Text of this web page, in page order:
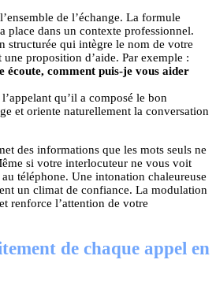
de l’échange. La formule
place dans un contexte professionnel.
structurée qui intègre le nom de votre
proposition d’aide. Par exemple :
écoute, comment puis-je vous aider
qu’il a composé le bon
et oriente naturellement la conversation
des informations que les mots seuls ne
si votre interlocuteur ne vous voit
téléphone. Une intonation chaleureuse
un climat de confiance. La modulation
renforce l’attention de votre
de chaque appel en